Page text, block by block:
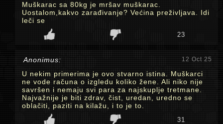
Muškarac sa 80kg je mršav muškarac.
Uostalom,kakvo zarađivanje? Većina preživljava. Idi
leči se
23
Anonimus: 12 Oct 25
U nekim primerima je ovo stvarno istina. Muškarci
ne vode računa o izgledu koliko žene. Ali niko nije
savršen i nemaju svi para za najskuplje tretmane.
Najvažnije je biti zdrav, čist, uredan, uredno se
oblačiti, paziti na kilažu, i to je to.
31